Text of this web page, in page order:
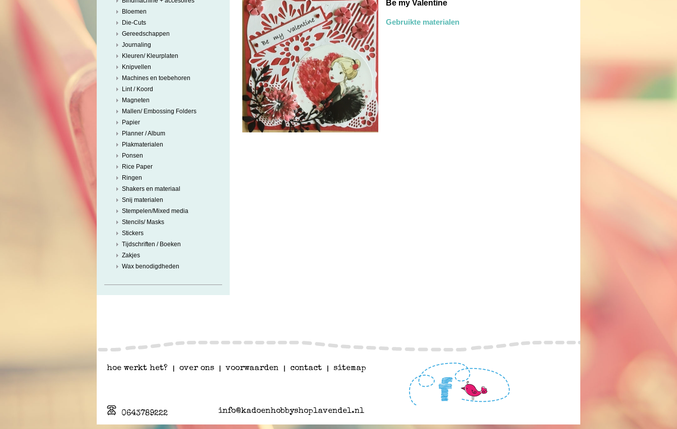
Bloemen
Die-Cuts
Gereedschappen
Journaling
Kleuren/ Kleurplaten
Knipvellen
Machines en toebehoren
Lint / Koord
Magneten
Mallen/ Embossing Folders
Papier
Planner / Album
Plakmaterialen
Ponsen
Rice Paper
Ringen
Shakers en materiaal
Snij materialen
Stempelen/Mixed media
Stencils/ Masks
Stickers
Tijdschriften / Boeken
Zakjes
Wax benodigdheden
Be my Valentine
Gebruikte materialen
hoe werkt het? over ons voorwaarden contact sitemap
0643789222 info@kadoenhobbyshoplavendel.nl